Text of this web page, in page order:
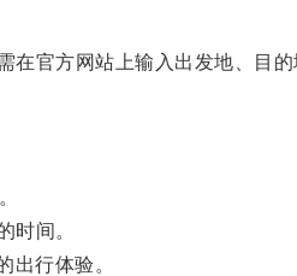
方网站上输入出发地、目的
间。
行体验。